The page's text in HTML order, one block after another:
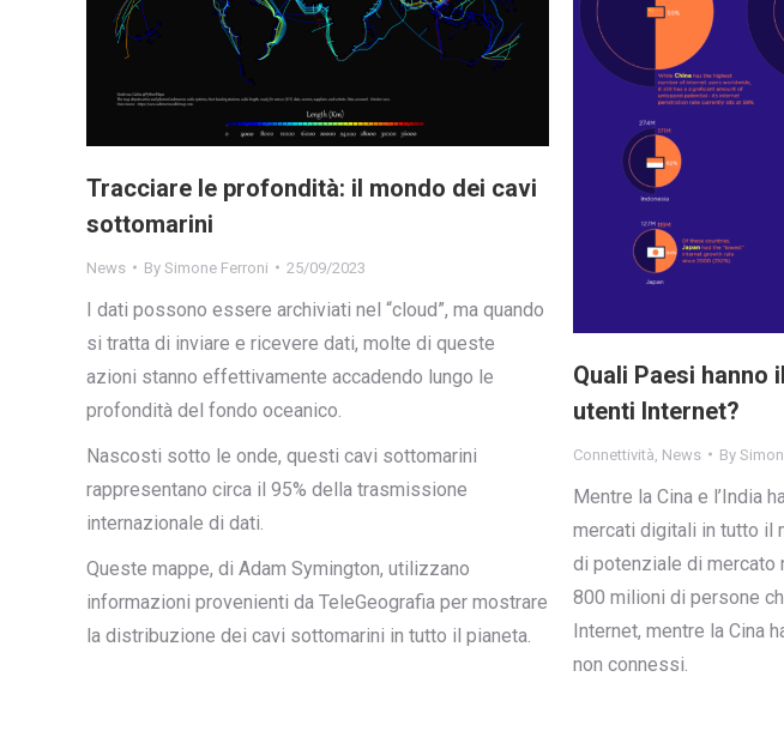
Tracciare le profondità: il mondo dei cavi
sottomarini
News By Simone Ferroni 25/09/2023
I dati possono essere archiviati nel “cloud”, ma quando
si tratta di inviare e ricevere dati, molte di queste
azioni stanno effettivamente accadendo lungo le
profondità del fondo oceanico.
Nascosti sotto le onde, questi cavi sottomarini
rappresentano circa il 95% della trasmissione
internazionale di dati.
Queste mappe, di Adam Symington, utilizzano
informazioni provenienti da TeleGeografia per mostrare
la distribuzione dei cavi sottomarini in tutto il pianeta.
Quali Paesi hanno
utenti Internet?
Connettività News By
Mentre la Cina e l’India
mercati digitali in tutto il
di potenziale di mercato
800 milioni di persone
Internet, mentre la Cina
non connessi.